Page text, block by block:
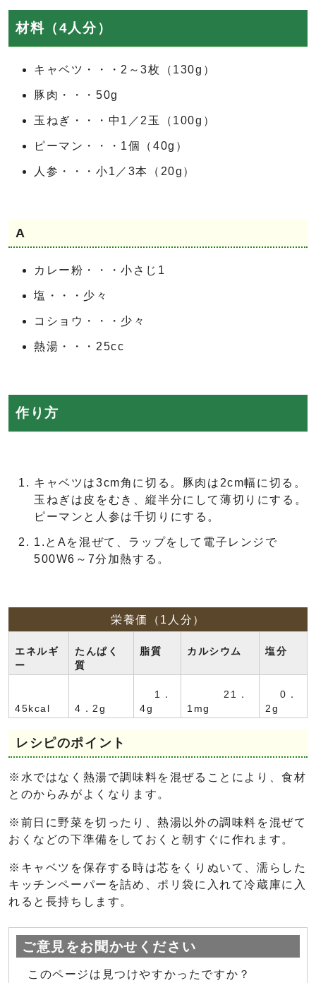
材料（4人分）
キャベツ・・・2～3枚（130g）
豚肉・・・50g
玉ねぎ・・・中1／2玉（100g）
ピーマン・・・1個（40g）
人参・・・小1／3本（20g）
A
カレー粉・・・小さじ1
塩・・・少々
コショウ・・・少々
熱湯・・・25cc
作り方
キャベツは3cm角に切る。豚肉は2cm幅に切る。
玉ねぎは皮をむき、縦半分にして薄切りにする。
ピーマンと人参は千切りにする。
1.とAを混ぜて、ラップをして電子レンジで
500W6～7分加熱する。
栄養価（1人分）
エネルギ
ー
たんぱく
質
脂質 カルシウム 塩分
45kcal 4．2g
1．
4g
21．
1mg
0．
2g
レシピのポイント
※水ではなく熱湯で調味料を混ぜることにより、食材
とのからみがよくなります。
※前日に野菜を切ったり、熱湯以外の調味料を混ぜて
おくなどの下準備をしておくと朝すぐに作れます。
※キャベツを保存する時は芯をくりぬいて、濡らした
キッチンペーパーを詰め、ポリ袋に入れて冷蔵庫に入
れると長持ちします。
ご意見をお聞かせください
このページは見つけやすかったですか？